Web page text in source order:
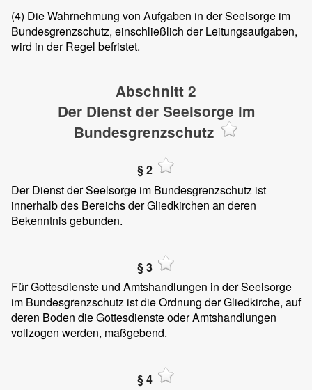
(4) Die Wahrnehmung von Aufgaben in der Seelsorge im
Bundesgrenzschutz, einschließlich der Leitungsaufgaben,
wird in der Regel befristet.
Abschnitt 2
Der Dienst der Seelsorge im
Bundesgrenzschutz
§ 2
Der Dienst der Seelsorge im Bundesgrenzschutz ist
innerhalb des Bereichs der Gliedkirchen an deren
Bekenntnis gebunden.
§ 3
Für Gottesdienste und Amtshandlungen in der Seelsorge
im Bundesgrenzschutz ist die Ordnung der Gliedkirche, auf
deren Boden die Gottesdienste oder Amtshandlungen
vollzogen werden, maßgebend.
§ 4